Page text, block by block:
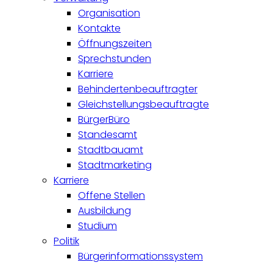
Organisation
Kontakte
Öffnungszeiten
Sprechstunden
Karriere
Behindertenbeauftragter
Gleichstellungsbeauftragte
BürgerBüro
Standesamt
Stadtbauamt
Stadtmarketing
Karriere
Offene Stellen
Ausbildung
Studium
Politik
Bürgerinformationssystem